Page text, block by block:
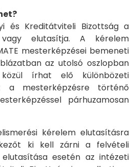
és Kreditátviteli Bizottság a
elutasítja. A kérelem
mesterképzései bemeneti
az utolsó oszlopban
írhat elő különbözeti
a mesterképzésre történő
párhuzamosan
kérelem elutasításra
ki kell zárni a felvételi
esetén az intézeti